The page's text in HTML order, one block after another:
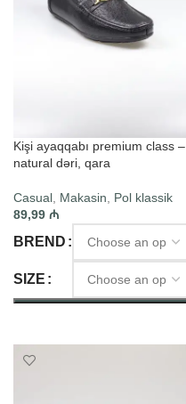
Kişi ayaqqabı premium class –
natural dəri, qara
Casual Makasin
Pol klassik
89,99 ₼
BREND
SIZE